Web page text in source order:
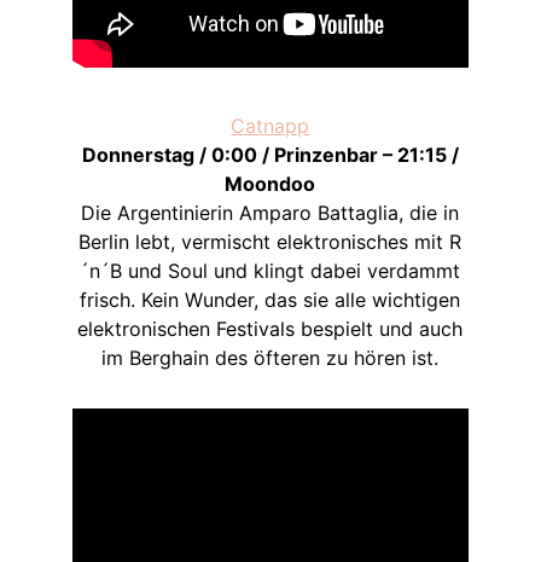
Catnapp
Donnerstag / 0:00 / Prinzenbar – 21:15 /
Moondoo
Die Argentinierin Amparo Battaglia, die in
Berlin lebt, vermischt elektronisches mit R
´n´B und Soul und klingt dabei verdammt
frisch. Kein Wunder, das sie alle wichtigen
elektronischen Festivals bespielt und auch
im Berghain des öfteren zu hören ist.